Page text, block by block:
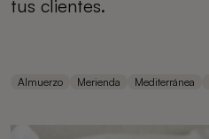
tus clientes.
Almuerzo Merienda Mediterránea